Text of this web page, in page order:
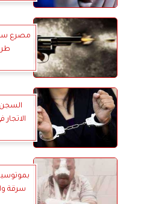
مصرع
السجن
سرقة